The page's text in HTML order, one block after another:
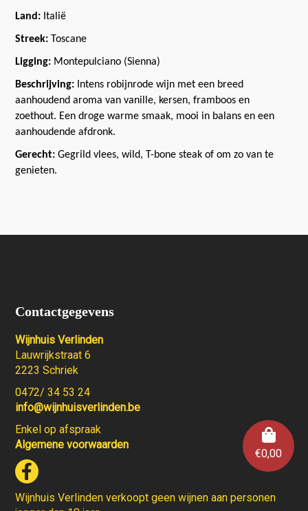
€0,00
Land: Italië
Streek: Toscane
Ligging: Montepulciano (Sienna)
Beschrijving: Intens robijnrode wijn met een breed
aanhoudend aroma van vanille, kersen, framboos en
zoethout. Een droge warme smaak, mooi in balans en een
aanhoudende afdronk.
Gerecht: Gegrild vlees, wild, T-bone steak of om zo van te
genieten.
Contactgegevens
Wijnhuis Verlinden
Lauwrijkstraat 6
2223 Schriek
0472/ 34 53 24
info@wijnhuisverlinden.be
Enkel op afspraak
Algemene voorwaarden
Wijnhuis Verlinden verkoopt geen wijnen aan personen